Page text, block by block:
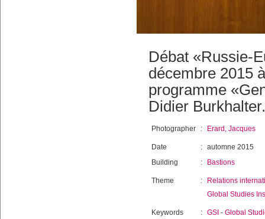
Débat «Russie-
décembre 2015
programme
Didier Burkhalter.
Photographer : Erard, Jacques
Date : automne 2015
Building
: Bastions
Theme :
Relations
Global Studies
Keywords : GSI - Global